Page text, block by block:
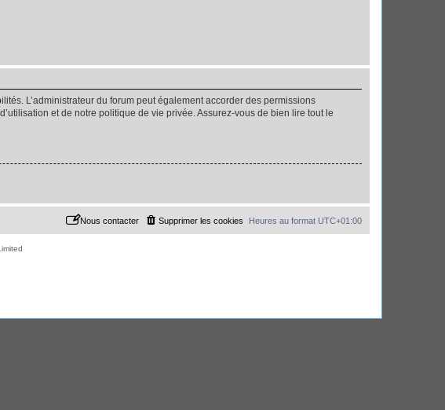
L’administrateur du forum peut également accorder des permissions
et de notre politique de vie privée. Assurez-vous de bien lire tout le
Heures au format UTC+01:00
Supprimer les cookies
Nous contacter